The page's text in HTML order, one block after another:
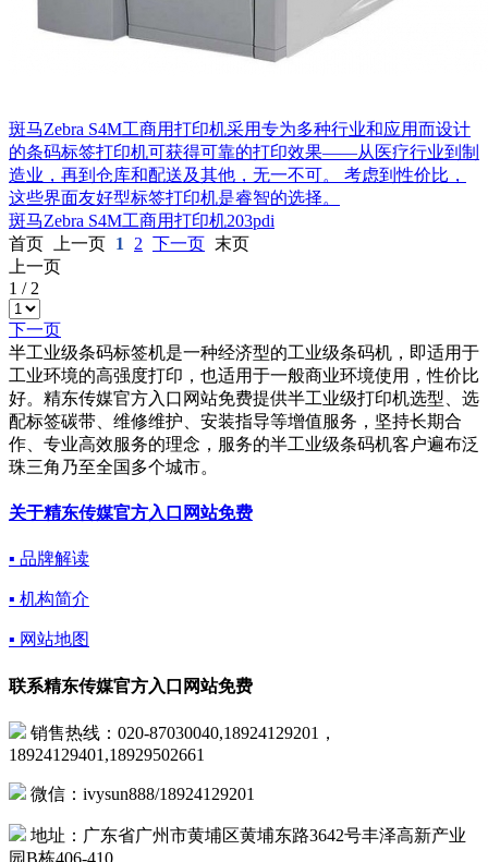
斑马Zebra S4M工商用打印机采用专为多种行业和应用而设计
的条码标签打印机可获得可靠的打印效果——从医疗行业到制
造业，再到仓库和配送及其他，无一不可。 考虑到性价比，
这些界面友好型标签打印机是睿智的选择。
斑马Zebra S4M工商用打印机203pdi
首页
上一页 1 2 下一页 末页
上一页
1 / 2
下一页
半工业级条码标签机是一种经济型的工业级条码机，即适用于
工业环境的高强度打印，也适用于一般商业环境使用，性价比
好。精东传媒官方入口网站免费提供半工业级打印机选型、选
配标签碳带、维修维护、安装指导等增值服务，坚持长期合
作、专业高效服务的理念，服务的半工业级条码机客户遍布泛
珠三角乃至全国多个城市。
关于精东传媒官方入口网站免费
▪ 品牌解读
▪ 机构简介
▪ 网站地图
联系精东传媒官方入口网站免费
销售热线：020-87030040,18924129201，
18924129401,18929502661
微信：ivysun888/18924129201
地址：广东省广州市黄埔区黄埔东路3642号丰泽高新产业
园B栋406-410